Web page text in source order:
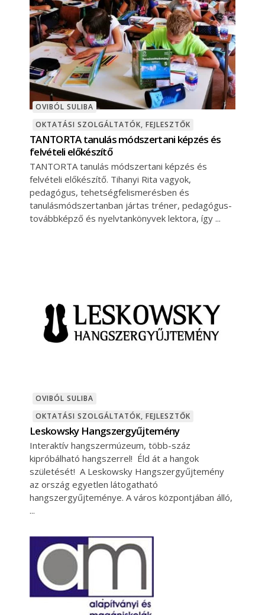
OVIBÓL SULIBA
OKTATÁSI SZOLGÁLTATÓK, FEJLESZTŐK
TANTORTA tanulás módszertani képzés és
felvételi előkészítő
TANTORTA tanulás módszertani képzés és
felvételi előkészítő. Tihanyi Rita vagyok,
pedagógus, tehetségfelismerésben és
tanulásmódszertanban jártas tréner, pedagógus-
továbbképző és nyelvtankönyvek lektora, így
OVIBÓL SULIBA
OKTATÁSI SZOLGÁLTATÓK, FEJLESZTŐK
Leskowsky Hangszergyűjtemény
Interaktív hangszermúzeum, több-száz
kipróbálható hangszerrel! Éld át a hangok
születését! A Leskowsky Hangszergyűjtemény
az ország egyetlen látogatható
hangszergyűjteménye. A város központjában álló,